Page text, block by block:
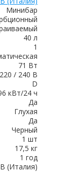
Минибар
40 л
1
71 Вт
220 / 240 В
D
кВт/24 ч
Да
Глухая
Да
Черный
1 шт
17,5 кг
1 год
(Италия)